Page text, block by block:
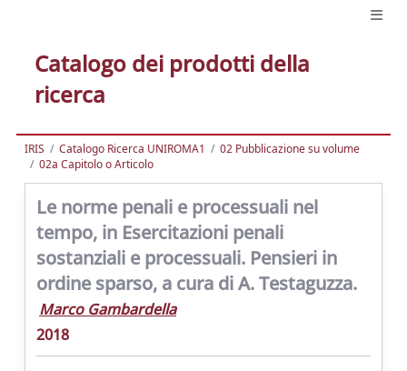
Catalogo dei prodotti della
ricerca
IRIS Catalogo Ricerca UNIROMA1
02 Pubblicazione su volume
02a Capitolo o Articolo
Le norme penali e processuali nel
tempo, in Esercitazioni penali
sostanziali e processuali. Pensieri in
ordine sparso, a cura di A. Testaguzza.
Marco Gambardella
2018